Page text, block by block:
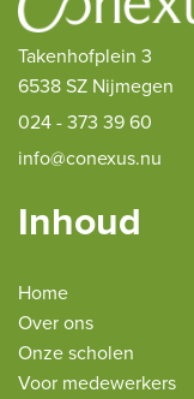
Takenhofplein 3
6538 SZ Nijmegen
024 - 373 39 60
info@conexus.nu
Inhoud
Home
Over ons
Onze scholen
Voor medewerkers